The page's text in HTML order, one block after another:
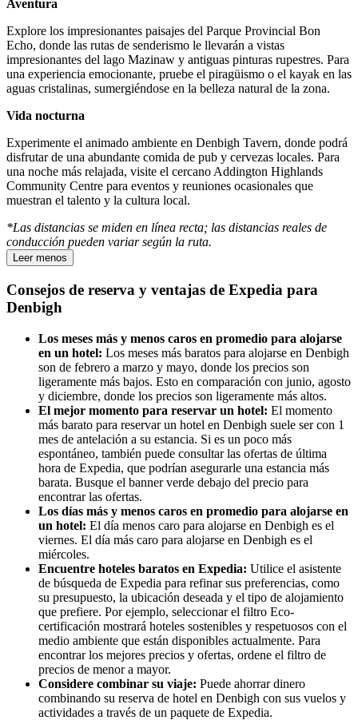
Aventura
Explore los impresionantes paisajes del Parque Provincial Bon
Echo, donde las rutas de senderismo le llevarán a vistas
impresionantes del lago Mazinaw y antiguas pinturas rupestres. Para
una experiencia emocionante, pruebe el piragüismo o el kayak en las
aguas cristalinas, sumergiéndose en la belleza natural de la zona.
Vida nocturna
Experimente el animado ambiente en Denbigh Tavern, donde podrá
disfrutar de una abundante comida de pub y cervezas locales. Para
una noche más relajada, visite el cercano Addington Highlands
Community Centre para eventos y reuniones ocasionales que
muestran el talento y la cultura local.
*Las distancias se miden en línea recta; las distancias reales de
conducción pueden variar según la ruta.
Leer menos
Consejos de reserva y ventajas de Expedia para
Denbigh
Los meses más y menos caros en promedio para alojarse
en un hotel: Los meses más baratos para alojarse en Denbigh
son de febrero a marzo y mayo, donde los precios son
ligeramente más bajos. Esto en comparación con junio, agosto
y diciembre, donde los precios son ligeramente más altos.
El mejor momento para reservar un hotel: El momento
más barato para reservar un hotel en Denbigh suele ser con 1
mes de antelación a su estancia. Si es un poco más
espontáneo, también puede consultar las ofertas de última
hora de Expedia, que podrían asegurarle una estancia más
barata. Busque el banner verde debajo del precio para
encontrar las ofertas.
Los días más y menos caros en promedio para alojarse en
un hotel: El día menos caro para alojarse en Denbigh es el
viernes. El día más caro para alojarse en Denbigh es el
miércoles.
Encuentre hoteles baratos en Expedia: Utilice el asistente
de búsqueda de Expedia para refinar sus preferencias, como
su presupuesto, la ubicación deseada y el tipo de alojamiento
que prefiere. Por ejemplo, seleccionar el filtro Eco-
certificación mostrará hoteles sostenibles y respetuosos con el
medio ambiente que están disponibles actualmente. Para
encontrar los mejores precios y ofertas, ordene el filtro de
precios de menor a mayor.
Considere combinar su viaje: Puede ahorrar dinero
combinando su reserva de hotel en Denbigh con sus vuelos y
actividades a través de un paquete de Expedia.